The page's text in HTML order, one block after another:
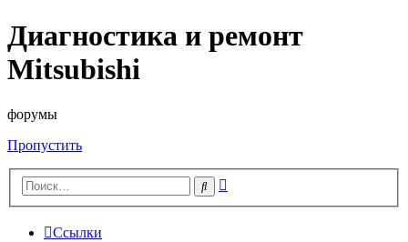
Диагностика и ремонт
Mitsubishi
форумы
Пропустить
Поиск
Ссылки